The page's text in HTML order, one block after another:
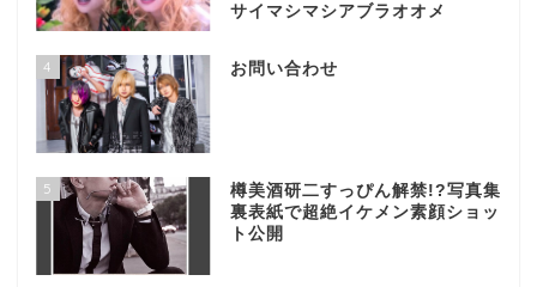
サイマシマシアブラオオメ
4 お問い合わせ
5
樽美酒研二すっぴん解禁!?写真集
裏表紙で超絶イケメン素顔ショッ
ト公開